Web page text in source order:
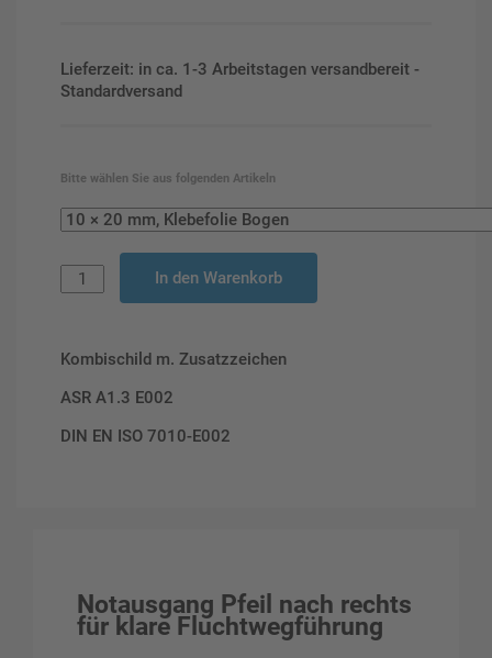
Lieferzeit: in ca. 1-3 Arbeitstagen versandbereit -
Standardversand
Bitte wählen Sie aus folgenden Artikeln
In den Warenkorb
Kombischild m. Zusatzzeichen
ASR A1.3 E002
DIN EN ISO 7010-E002
Notausgang Pfeil nach rechts
für klare Fluchtwegführung